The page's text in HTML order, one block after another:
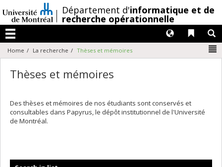
au
contenu
/Département d'informatique et de
recherche opérationnelle
Menu
Liens
Langues
Home La recherche Thèses et mémoires
Thèses et mémoires
Des thèses et mémoires de nos étudiants sont conservés et
consultables dans Papyrus, le dépôt institutionnel de l'Université
de Montréal.